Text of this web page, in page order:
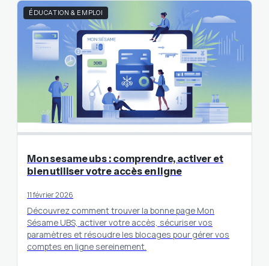
ÉDUCATION & EMPLOI
Mon sesame ubs : comprendre, activer et
bien utiliser votre accès en ligne
11 février 2026
Découvrez comment trouver la bonne page Mon
Sésame UBS, activer votre accès, sécuriser vos
paramètres et résoudre les blocages pour gérer vos
comptes en ligne sereinement.